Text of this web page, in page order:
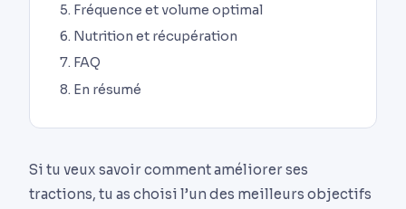
Fréquence et volume optimal
Nutrition et récupération
FAQ
En résumé
Si tu veux savoir comment améliorer ses
tractions, tu as choisi l’un des meilleurs objectifs